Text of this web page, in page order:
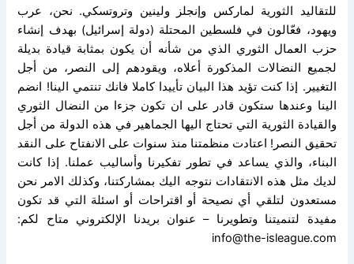
للتقاليد الثورية لماركس وإنجلز ولينين وتروتسكي. نحن، عرب
ويهود، فعّالون في فلسطين المحتلة (دولة إسرائيل) بهدف إنشاء
حزب العمال الثوري الذي من شأنه أن يكون بمثابة قيادة بديلة
لجميع النضالات المذكورة أعلاه، ويقودهم إلى النصر، من أجل
التغيير. إذا كنت تؤيد هذا البيان تأييدا كاملا فانك تنتمي الينا! انضم
الينا وعندها ستكون قادر على ان تكون جزءا من النضال الثوري
والقيادة الثورية التي تحتاج اليها الجماهير في هذه الدولة من أجل
تحقيق النصر! اعتادت منظمتنا منذ سنوات على الانفتاح على النقد
البناء، والذي يساعد في تطور تفكيرنا وأساليب عملنا. إذا كانت
لديك مثل هذه الانتقادات نتوجه اليك بمشاركتنا، وكذلك الامر نحن
مستعدون لتلقي أي نصيحة أو اقتراحات أو اسئلة التي قد تكون
مفيدة لتنميتنا وتطويرنا – عنوان بريدنا الإلكتروني متاح لكم:
info@the-isleague.com